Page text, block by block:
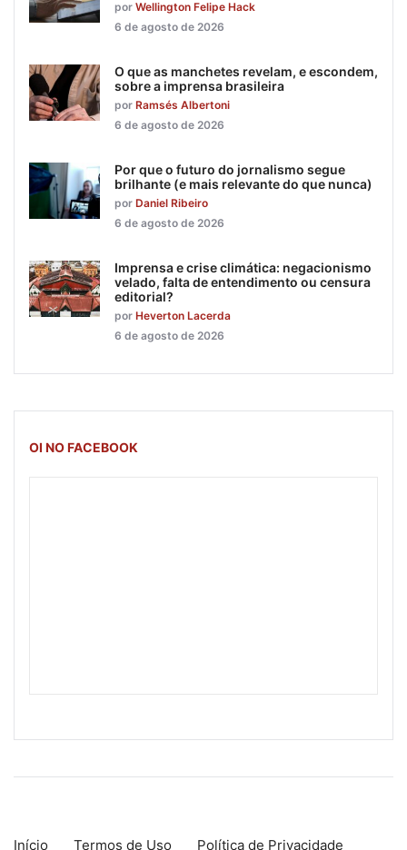
por Wellington Felipe Hack
6 de agosto de 2026
O que as manchetes revelam, e escondem,
sobre a imprensa brasileira
por Ramsés Albertoni
6 de agosto de 2026
Por que o futuro do jornalismo segue
brilhante (e mais relevante do que nunca)
por Daniel Ribeiro
6 de agosto de 2026
Imprensa e crise climática: negacionismo
velado, falta de entendimento ou censura
editorial?
por Heverton Lacerda
6 de agosto de 2026
OI NO FACEBOOK
Início Termos de Uso Política de Privacidade